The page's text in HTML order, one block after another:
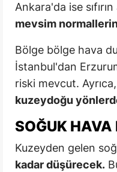
Ankara'da ise
mevsim
Bölge bölge hava
İstanbul'dan
riski mevcut.
kuzeydoğu
SOĞUK HAVA
Kuzeyden gelen
kadar düşürecek.